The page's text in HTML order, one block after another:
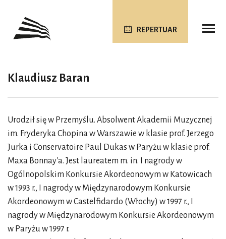
REPERTUAR
Klaudiusz Baran
Urodził się w Przemyślu. Absolwent Akademii Muzycznej
im. Fryderyka Chopina w Warszawie w klasie prof. Jerzego
Jurka i Conservatoire Paul Dukas w Paryżu w klasie prof.
Maxa Bonnay'a. Jest laureatem m. in. I nagrody w
Ogólnopolskim Konkursie Akordeonowym w Katowicach
w 1993 r., I nagrody w Międzynarodowym Konkursie
Akordeonowym w Castelfidardo (Włochy) w 1997 r., I
nagrody w Międzynarodowym Konkursie Akordeonowym
w Paryżu w 1997 r.